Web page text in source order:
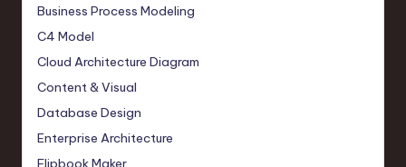
Business Process Modeling
C4 Model
Cloud Architecture Diagram
Content & Visual
Database Design
Enterprise Architecture
Flipbook Maker